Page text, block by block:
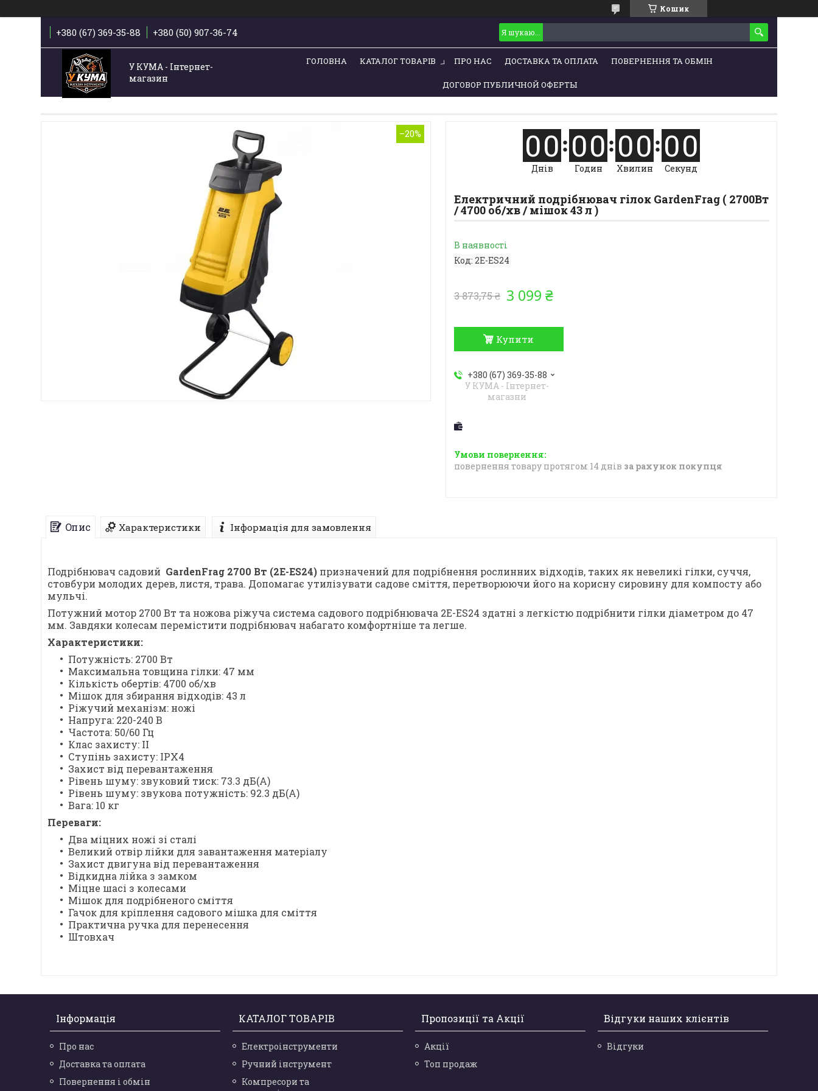
Кошик
+380 (67) 369-35-88 +380 (50) 907-36-74
У КУМА - Інтернет-
магазин
ГОЛОВНА КАТАЛОГ ТОВАРІВ ПРО НАС ДОСТАВКА ТА ОПЛАТА ПОВЕРНЕННЯ ТА ОБМІН
ДОГОВОР ПУБЛИЧНОЙ ОФЕРТЫ
–20% 00
Днів
00
Годин
00
Хвилин
00
Секунд
Електричний подрібнювач гілок GardenFrag ( 2700Вт
/ 4700 об/хв / мішок 43 л )
В наявності
Код: 2E-ES24
3 873,75 ₴ 3 099 ₴
Купити
+380 (67) 369-35-88
У КУМА - Інтернет-
магазни
повернення товару протягом 14 днів за рахунок покупця
Опис Характеристики Інформація для замовлення
Подрібнювач садовий GardenFrag 2700 Вт (2E-ES24) призначений для подрібнення рослинних відходів, таких як невеликі гілки, суччя,
стовбури молодих дерев, листя, трава. Допомагає утилізувати садове сміття, перетворюючи його на корисну сировину для компосту або
мульчі.
Потужний мотор 2700 Вт та ножова ріжуча система садового подрібнювача 2E-ES24 здатні з легкістю подрібнити гілки діаметром до 47
мм. Завдяки колесам перемістити подрібнювач набагато комфортніше та легше.
Характеристики:
Потужність: 2700 Вт
Максимальна товщина гілки: 47 мм
Кількість обертів: 4700 об/хв
Мішок для збирання відходів: 43 л
Ріжучий механізм: ножі
Напруга: 220-240 В
Частота: 50/60 Гц
Клас захисту: II
Ступінь захисту: IPX4
Захист від перевантаження
Рівень шуму: звуковий тиск: 73.3 дБ(А)
Рівень шуму: звукова потужність: 92.3 дБ(А)
Вага: 10 кг
Переваги:
Два міцних ножі зі сталі
Великий отвір лійки для завантаження матеріалу
Захист двигуна від перевантаження
Відкидна лійка з замком
Міцне шасі з колесами
Мішок для подрібненого сміття
Гачок для кріплення садового мішка для сміття
Практична ручка для перенесення
Штовхач
Інформація
Про нас
Доставка та оплата
Повернення і обмін
КАТАЛОГ ТОВАРІВ
Електроінструменти
Ручний інструмент
Компресори та
Пропозиції та Акції
Акції
Топ продаж
Відгуки наших клієнтів
Відгуки